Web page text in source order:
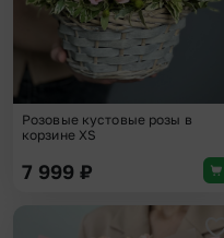
Розовые кустовые розы в
корзине XS
7 999 ₽